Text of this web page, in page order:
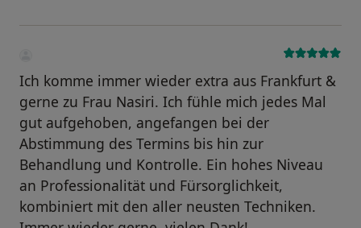
Ich komme immer wieder extra aus Frankfurt &
gerne zu Frau Nasiri. Ich fühle mich jedes Mal
gut aufgehoben, angefangen bei der
Abstimmung des Termins bis hin zur
Behandlung und Kontrolle. Ein hohes Niveau
an Professionalität und Fürsorglichkeit,
kombiniert mit den aller neusten Techniken.